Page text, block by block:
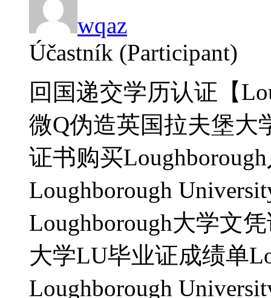
wqaz
Účastník (Participant)
回国递交学历认证【
微Q伪造英国拉夫堡大
证书购买
Loughborough
Loughborough大学文
大学LU毕业证成绩单
Loughborough